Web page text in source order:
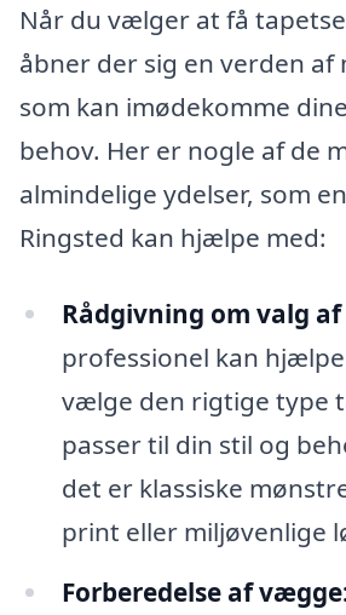
Når du vælger at få
åbner der sig en verden af
som kan imødekomme
behov. Her er nogle af de
almindelige ydelser, som
Ringsted kan hjælpe med:
Rådgivning om valg
professionel kan
vælge den rigtige type
passer til din stil og
det er klassiske
print eller miljøvenlige
Forberedelse af